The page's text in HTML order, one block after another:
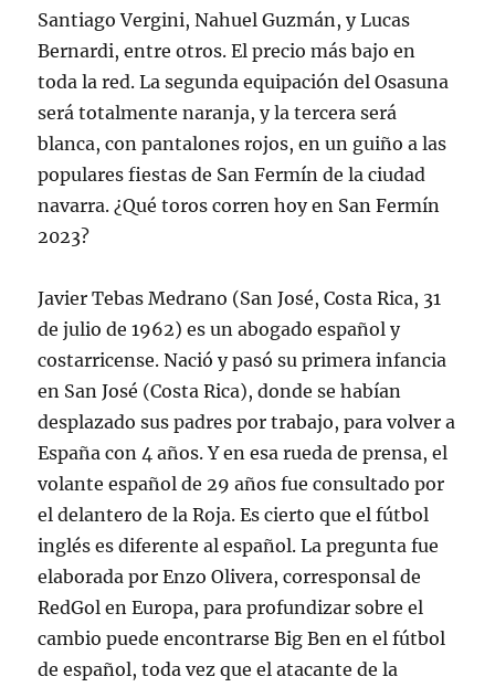
Santiago Vergini, Nahuel Guzmán, y Lucas
Bernardi, entre otros. El precio más bajo en
toda la red. La segunda equipación del Osasuna
será totalmente naranja, y la tercera será
blanca, con pantalones rojos, en un guiño a las
populares fiestas de San Fermín de la ciudad
navarra. ¿Qué toros corren hoy en San Fermín
2023?
Javier Tebas Medrano (San José, Costa Rica, 31
de julio de 1962) es un abogado español y
costarricense. Nació y pasó su primera infancia
en San José (Costa Rica), donde se habían
desplazado sus padres por trabajo, para volver a
España con 4 años. Y en esa rueda de prensa, el
volante español de 29 años fue consultado por
el delantero de la Roja. Es cierto que el fútbol
inglés es diferente al español. La pregunta fue
elaborada por Enzo Olivera, corresponsal de
RedGol en Europa, para profundizar sobre el
cambio puede encontrarse Big Ben en el fútbol
de español, toda vez que el atacante de la